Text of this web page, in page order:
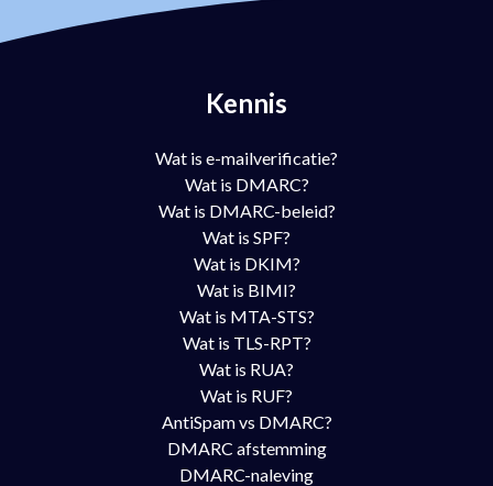
Kennis
Wat is e-mailverificatie?
Wat is DMARC?
Wat is DMARC-beleid?
Wat is SPF?
Wat is DKIM?
Wat is BIMI?
Wat is MTA-STS?
Wat is TLS-RPT?
Wat is RUA?
Wat is RUF?
AntiSpam vs DMARC?
DMARC afstemming
DMARC-naleving